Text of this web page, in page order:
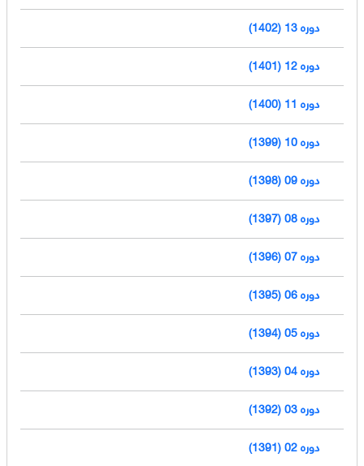
دوره 13 (1402)
دوره 12 (1401)
دوره 11 (1400)
دوره 10 (1399)
دوره 09 (1398)
دوره 08 (1397)
دوره 07 (1396)
دوره 06 (1395)
دوره 05 (1394)
دوره 04 (1393)
دوره 03 (1392)
دوره 02 (1391)